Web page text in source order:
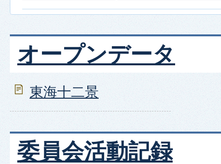
オープンデータ
東海十二景
委員会活動記録